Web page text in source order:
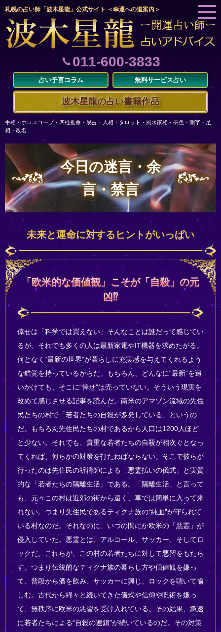
札幌の占い師「波木星龍」公式サイト ＜幸運への道案内＞
011-600-3833
占い予言コラム 無料サービス占い
波木星龍の占い書籍作品
手相・ホロスコープ・四柱推命・易占・人相・タロット・風水家相・墨色・測字・足
相・改名
今日の迷言・余
言・禁言
未来と運命に対するヒントがいっぱい
「欧米的な価値観」こそが「自殺」の元
凶⁉
倖せは「科学では買えない」そんなことは誰だって感じてい
るが、それでも多くの人は最新家電やIT機器を求めたがる。
何となく“最新の世界”が暮らしに充実感を与えてくれるよう
な錯覚を持っているからだ。もちろん、どんなに“最新”を追
いかけても、そこに“倖せ”は売っていない。そういう現実を
改めて感じさせる記事を読んだ。南米のアマゾン流域の先住
民たちの村で「若者たちの自殺が多発している」というの
だ。もちろん先住民たちの村であるから人口は1200人ほど
と少ない。それでも、貴重な若者たちの自殺が相次ぐとなっ
てくれば、何らかの対策を打たねばならない。そこで彼らが
行ったのは先住民の祈禱師による「悪霊払いの儀式」と実質
的な「若者たちの隔離生活」である。「隔離生活」と言って
も、元々この村は近郊の街から遠く、車では簡単に入って来
れない。つまり先住民であるティクナ族の“純血”が守られて
いる村なのだ。それなのに、いつの間にか欧米の「悪霊」が
侵入していた。悪霊とは、アルコール、サッカー、そしてロ
ックだ。これらが、この村の若者たちに対して悪習をもたら
す。つまり伝統的なティクナ族の暮らし方や価値観を嫌っ
て、普段から酒を飲み、サッカーに興じ、ロックを聴いて愉
しむ。古代から綿々と続いてきた儀式や信仰や呪術を嫌っ
て、無秩序に欧米の悪習を受け入れている。その結果、急速
に若者たちによる“自殺の連鎖”が続いているのだ。その対策